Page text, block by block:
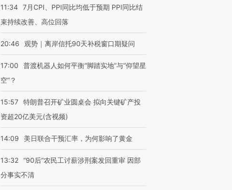
11:34 7月CPI、PPI同比均低于预期 PPI同比结
束持续改善、高位回落
20:46 观势｜离岸信托90天补税窗口期疑问
17:00
普渡机器人如何平衡“脚踏实地”与“仰望星
空”？
15:57 特朗普召开矿业圆桌会 拟向关键矿产投
资超20亿美元(含视频)
14:09 美日联合干预汇率，为何影响了黄金
13:32 “90后”农民工讨薪涉刑案发回重审 因部
分事实不清